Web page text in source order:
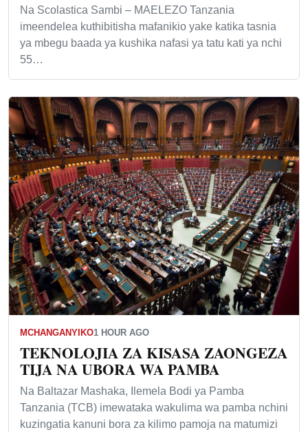
Na Scolastica Sambi – MAELEZO Tanzania
imeendelea kuthibitisha mafanikio yake katika tasnia
ya mbegu baada ya kushika nafasi ya tatu kati ya nchi
55…
MCHANGANYIKO1 HOUR AGO
TEKNOLOJIA ZA KISASA ZAONGEZA
TIJA NA UBORA WA PAMBA
Na Baltazar Mashaka, Ilemela Bodi ya Pamba
Tanzania (TCB) imewataka wakulima wa pamba nchini
kuzingatia kanuni bora za kilimo pamoja na matumizi